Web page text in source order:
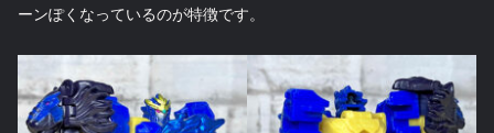
ーンぽくなっているのが特徴です。